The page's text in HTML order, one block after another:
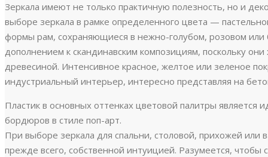
Зеркала имеют не только практичную полезность, но и
выборе зеркала в рамке определенного цвета —
формы рам, сохраняющиеся в нежно-голубом, розовом
дополнением к скандинавским композициям, поскольку
древесиной. Интенсивное красное, желтое или зеленое
индустриальный интерьер, интересно представляя на
Пластик в основных оттенках цветовой палитры
бордюров в стиле поп-арт.
При выборе зеркала для спальни, столовой, прихожей или
прежде всего, собственной интуицией. Разумеется, чтобы